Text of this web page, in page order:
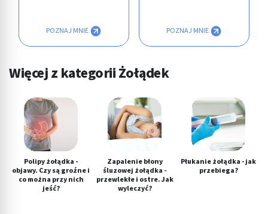
POZNAJ MNIE POZNAJ MNIE
Więcej z kategorii Żołądek
Polipy żołądka -
objawy. Czy są groźne i
co można przy nich
jeść?
Zapalenie błony
śluzowej żołądka -
przewlekłe i ostre. Jak
wyleczyć?
Płukanie żołądka - jak
przebiega?